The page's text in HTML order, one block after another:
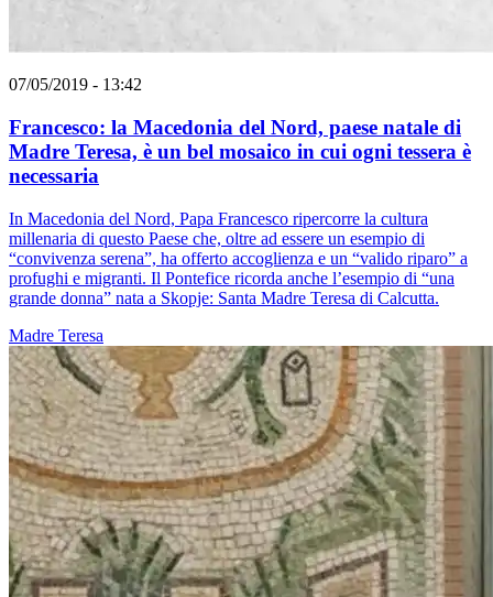
07/05/2019 - 13:42
Francesco: la Macedonia del Nord, paese natale di
Madre Teresa, è un bel mosaico in cui ogni tessera è
necessaria
In Macedonia del Nord, Papa Francesco ripercorre la cultura
millenaria di questo Paese che, oltre ad essere un esempio di
“convivenza serena”, ha offerto accoglienza e un “valido riparo” a
profughi e migranti. Il Pontefice ricorda anche l’esempio di “una
grande donna” nata a Skopje: Santa Madre Teresa di Calcutta.
Madre Teresa